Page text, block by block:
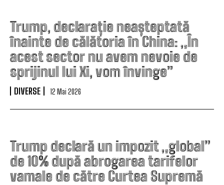
Trump, declarație neașteptată
înainte de călătoria în China: „În
acest sector nu avem nevoie de
sprijinul lui Xi, vom învinge”
DIVERSE 12 Mai 2026
Trump declară un impozit „global”
de 10% după abrogarea tarifelor
vamale de către Curtea Supremă